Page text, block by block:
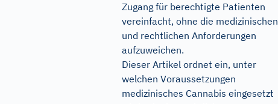
Zugang für berechtigte Patienten
vereinfacht, ohne die medizinischen
und rechtlichen Anforderungen
aufzuweichen.
Dieser Artikel ordnet ein, unter
welchen Voraussetzungen
medizinisches Cannabis eingesetzt